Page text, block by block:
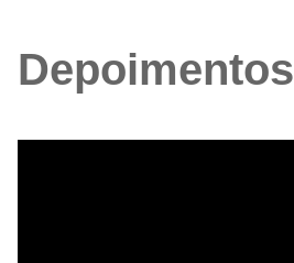
Depoimentos